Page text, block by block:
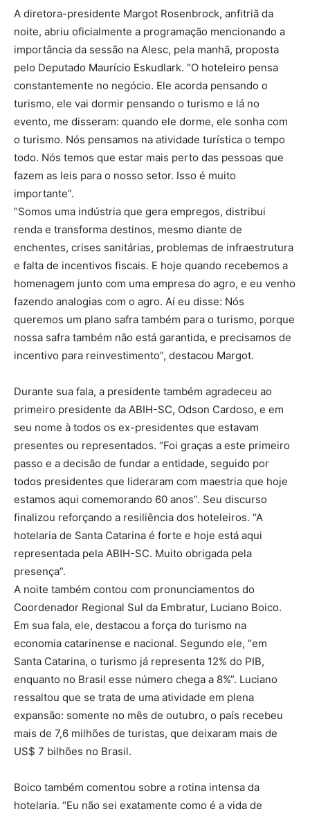
A diretora-presidente Margot Rosenbrock, anfitriã da
noite, abriu oficialmente a programação mencionando a
importância da sessão na Alesc, pela manhã, proposta
pelo Deputado Maurício Eskudlark. “O hoteleiro pensa
constantemente no negócio. Ele acorda pensando o
turismo, ele vai dormir pensando o turismo e lá no
evento, me disseram: quando ele dorme, ele sonha com
o turismo. Nós pensamos na atividade turística o tempo
todo. Nós temos que estar mais perto das pessoas que
fazem as leis para o nosso setor. Isso é muito
importante”.
“Somos uma indústria que gera empregos, distribui
renda e transforma destinos, mesmo diante de
enchentes, crises sanitárias, problemas de infraestrutura
e falta de incentivos fiscais. E hoje quando recebemos a
homenagem junto com uma empresa do agro, e eu venho
fazendo analogias com o agro. Aí eu disse: Nós
queremos um plano safra também para o turismo, porque
nossa safra também não está garantida, e precisamos de
incentivo para reinvestimento”, destacou Margot.
Durante sua fala, a presidente também agradeceu ao
primeiro presidente da ABIH-SC, Odson Cardoso, e em
seu nome à todos os ex-presidentes que estavam
presentes ou representados. “Foi graças a este primeiro
passo e a decisão de fundar a entidade, seguido por
todos presidentes que lideraram com maestria que hoje
estamos aqui comemorando 60 anos”. Seu discurso
finalizou reforçando a resiliência dos hoteleiros. “A
hotelaria de Santa Catarina é forte e hoje está aqui
representada pela ABIH-SC. Muito obrigada pela
presença”.
A noite também contou com pronunciamentos do
Coordenador Regional Sul da Embratur, Luciano Boico.
Em sua fala, ele, destacou a força do turismo na
economia catarinense e nacional. Segundo ele, “em
Santa Catarina, o turismo já representa 12% do PIB,
enquanto no Brasil esse número chega a 8%”. Luciano
ressaltou que se trata de uma atividade em plena
expansão: somente no mês de outubro, o país recebeu
mais de 7,6 milhões de turistas, que deixaram mais de
US$ 7 bilhões no Brasil.
Boico também comentou sobre a rotina intensa da
hotelaria. “Eu não sei exatamente como é a vida de